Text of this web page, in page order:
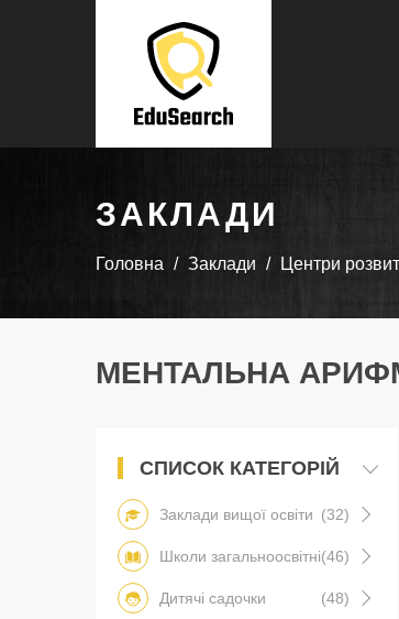
ЗАКЛАДИ
Головна Заклади Центри
МЕНТАЛЬНА
СПИСОК КАТЕГОРІЙ
Заклади вищої освіти (32)
Школи загальноосвітні(46)
Дитячі садочки (48)